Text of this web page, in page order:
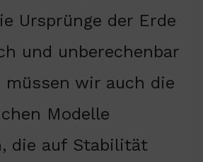
Ursprünge der Erde
und unberechenbar
müssen wir auch die
Modelle
die auf Stabilität